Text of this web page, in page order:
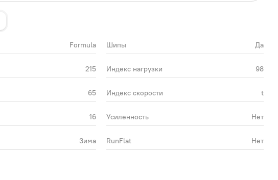
Formula Шипы Да
215 Индекс нагрузки 98
65 Индекс скорости t
16 Усиленность Нет
Зима RunFlat Нет